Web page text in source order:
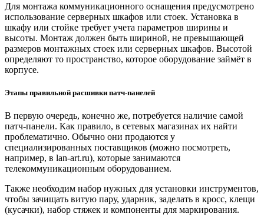
Для монтажа коммуникационного оснащения предусмотрено
использование серверных шкафов или стоек. Установка в
шкафу или стойке требует учета параметров ширины и
высоты. Монтаж должен быть шириной, не превышающей
размеров монтажных стоек или серверных шкафов. Высотой
определяют то пространство, которое оборудование займёт в
корпусе.
Этапы правильной расшивки патч-панелей
В первую очередь, конечно же, потребуется наличие самой
патч-панели. Как правило, в сетевых магазинах их найти
проблематично. Обычно они продаются у
специализированных поставщиков (можно посмотреть,
например, в lan-art.ru), которые занимаются
телекоммуникационным оборудованием.
Также необходим набор нужных для установки инструментов,
чтобы зачищать витую пару, ударник, заделать в кросс, клещи
(кусачки), набор стяжек и компоненты для маркирования.